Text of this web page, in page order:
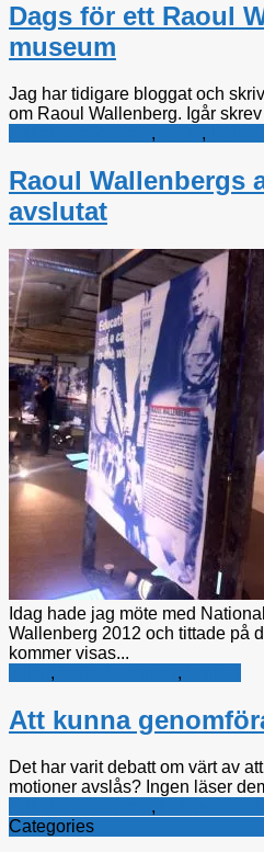
Dags för ett Raoul
museum
Jag har tidigare bloggat och
om Raoul Wallenberg. Igår
, ,
Raoul Wallenbergs
avslutat
Idag hade jag möte med
Wallenberg 2012 och tittade på
kommer visas...
, ,
Att kunna
Det har varit debatt om värt av
motioner avslås? Ingen läser
,
Categories